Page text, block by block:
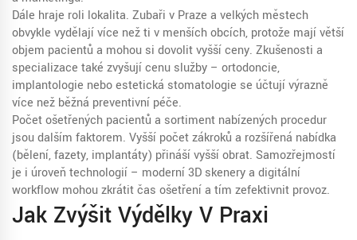
Dále hraje roli lokalita. Zubaři v Praze a velkých městech
obvykle vydělají více než ti v menších obcích, protože mají větší
objem pacientů a mohou si dovolit vyšší ceny. Zkušenosti a
specializace také zvyšují cenu služby – ortodoncie,
implantologie nebo estetická stomatologie se účtují výrazně
více než běžná preventivní péče.
Počet ošetřených pacientů a sortiment nabízených procedur
jsou dalším faktorem. Vyšší počet zákroků a rozšířená nabídka
(bělení, fazety, implantáty) přináší vyšší obrat. Samozřejmostí
je i úroveň technologií – moderní 3D skenery a digitální
workflow mohou zkrátit čas ošetření a tím zefektivnit provoz.
Jak Zvýšit Výdělky V Praxi